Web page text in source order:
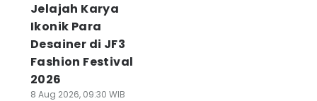
Jelajah Karya
Ikonik Para
Desainer di JF3
Fashion Festival
2026
8 Aug 2026, 09:30 WIB